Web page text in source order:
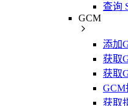
查询
GCM
添加
获取
获取
GCM
获取